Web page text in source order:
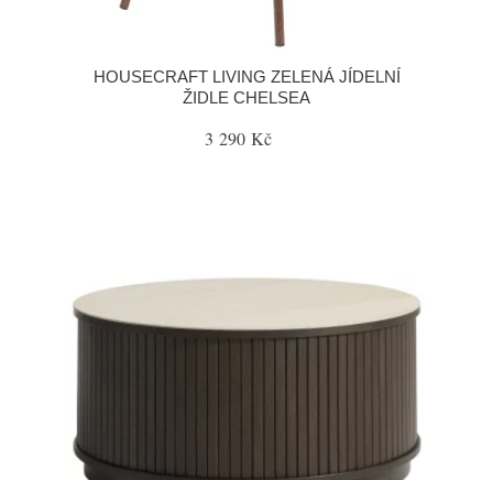
HOUSECRAFT LIVING ZELENÁ JÍDELNÍ
ŽIDLE CHELSEA
3 290 Kč